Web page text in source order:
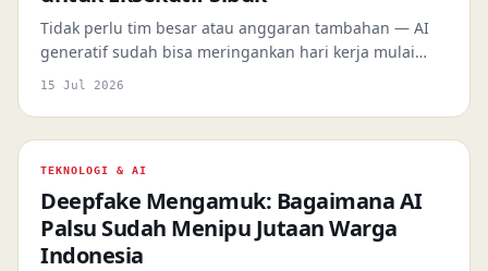
Tidak perlu tim besar atau anggaran tambahan — AI
generatif sudah bisa meringankan hari kerja mulai
dari email sampai riset, dan kamu bisa mulai hari ini
15 Jul 2026
TEKNOLOGI & AI
Deepfake Mengamuk: Bagaimana AI
Palsu Sudah Menipu Jutaan Warga
Indonesia